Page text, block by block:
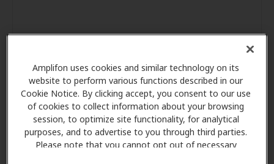
Amplifon uses cookies and similar technology on its
website to perform various functions described in our
Cookie Notice. By clicking accept, you consent to our use
of cookies to collect information about your browsing
session, to optimize site functionality, for analytical
purposes, and to advertise to you through third parties.
Please note that you cannot opt out of necessary